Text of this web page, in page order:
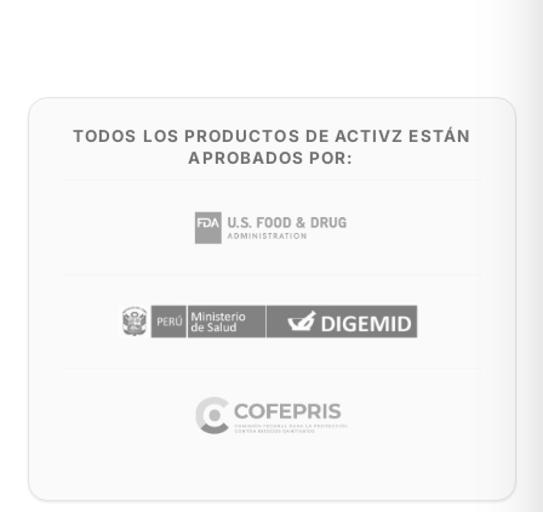
TODOS LOS PRODUCTOS DE ACTIVZ ESTÁN
APROBADOS POR: